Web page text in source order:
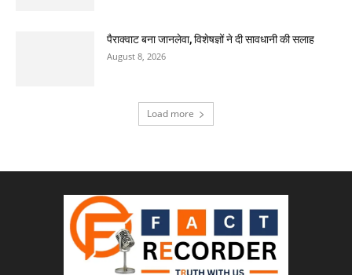
पैराक्वाट बना जानलेवा, विशेषज्ञों ने दी सावधानी की सलाह
August 8, 2026
Load more